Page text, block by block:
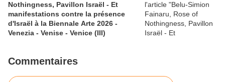
Nothingness, Pavillon Israël - Et
manifestations contre la présence
d'Israël à la Biennale Arte 2026 -
Venezia - Venise - Venice (III)
Commentaires